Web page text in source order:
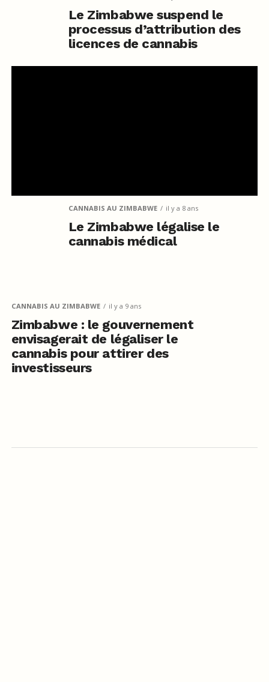
Le Zimbabwe suspend le
processus d’attribution des
licences de cannabis
CANNABIS AU ZIMBABWE il y a 8 ans
Le Zimbabwe légalise le
cannabis médical
CANNABIS AU ZIMBABWE il y a 9 ans
Zimbabwe : le gouvernement
envisagerait de légaliser le
cannabis pour attirer des
investisseurs